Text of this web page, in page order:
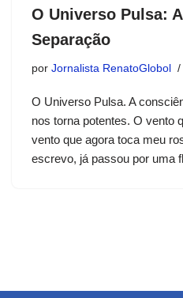
O Universo Pulsa:
Separação
por Jornalista RenatoGlobol
O Universo Pulsa. A
nos torna potentes. O vento
vento que agora toca meu
escrevo, já passou por uma